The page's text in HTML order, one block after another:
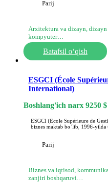
Parij
Arxitektura va dizayn, dizayn
kompyuter…
Batafsil o‘qish
ESGCI (École
International)
Boshlang'ich narx 9250 $
ESGCI (École Supérieure de
biznes maktab boʻlib, 1996-yilda
Parij
Biznes va iqtisod,
zanjiri boshqaruvi…